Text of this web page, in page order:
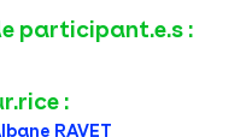
participant.e.s :
:
RAVET